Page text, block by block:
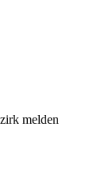
melden